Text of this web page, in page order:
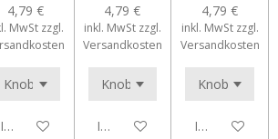
4,79 €
MwSt zzgl.
In den Warenkorb
4,79 €
inkl. MwSt zzgl.
Versandkosten
In den Warenkorb
4,79 €
inkl. MwSt zzgl.
Versandkosten
In den